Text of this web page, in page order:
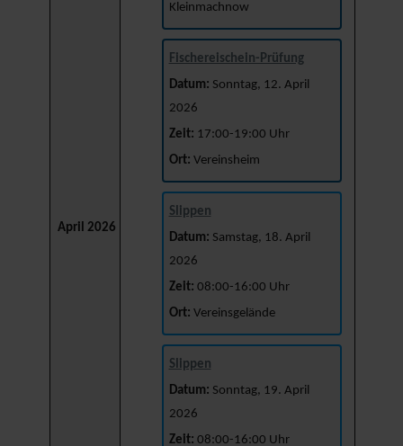
April 2026
Kleinmachnow
Fischereischein-Prüfung
Datum: Sonntag, 12. April
2026
Zeit: 17:00-19:00 Uhr
Ort: Vereinsheim
Slippen
Datum: Samstag, 18. April
2026
Zeit: 08:00-16:00 Uhr
Ort: Vereinsgelände
Slippen
Datum: Sonntag, 19. April
2026
Zeit: 08:00-16:00 Uhr